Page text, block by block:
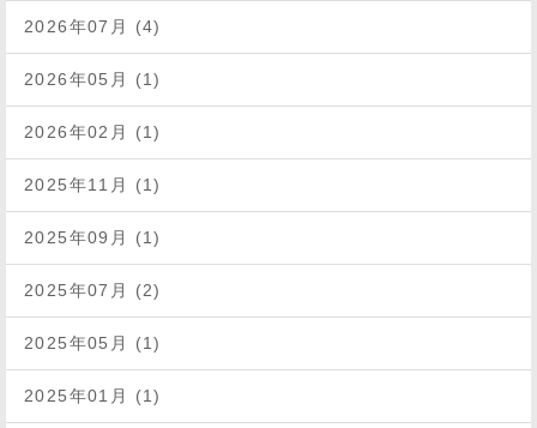
2026年07月 (4)
2026年05月 (1)
2026年02月 (1)
2025年11月 (1)
2025年09月 (1)
2025年07月 (2)
2025年05月 (1)
2025年01月 (1)